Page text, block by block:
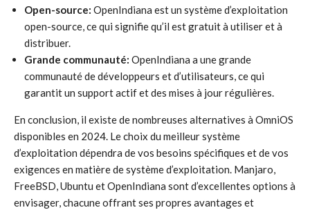
Open-source: OpenIndiana est un système d’exploitation
open-source, ce qui signifie qu’il est gratuit à utiliser et à
distribuer.
Grande communauté: OpenIndiana a une grande
communauté de développeurs et d’utilisateurs, ce qui
garantit un support actif et des mises à jour régulières.
En conclusion, il existe de nombreuses alternatives à OmniOS
disponibles en 2024. Le choix du meilleur système
d’exploitation dépendra de vos besoins spécifiques et de vos
exigences en matière de système d’exploitation. Manjaro,
FreeBSD, Ubuntu et OpenIndiana sont d’excellentes options à
envisager, chacune offrant ses propres avantages et